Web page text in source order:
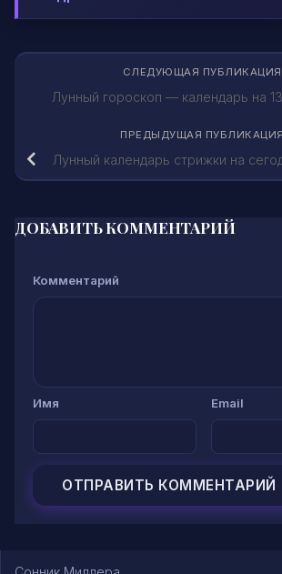
СЛЕДУЮЩАЯ ПУБЛИКАЦИЯ
Лунный гороскоп — календарь на
ПРЕДЫДУЩАЯ ПУБЛИКАЦИЯ
Лунный календарь стрижки на
ДОБАВИТЬ КОММЕНТАРИЙ
Комментарий
Имя Email